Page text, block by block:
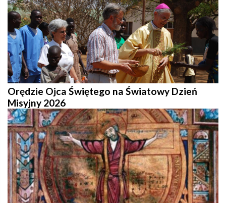
Orędzie Ojca Świętego na Światowy Dzień
Misyjny 2026